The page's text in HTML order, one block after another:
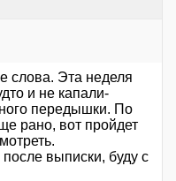
слова. Эта неделя
и не капали-
передышки. По
рано, вот пройдет
выписки, буду с